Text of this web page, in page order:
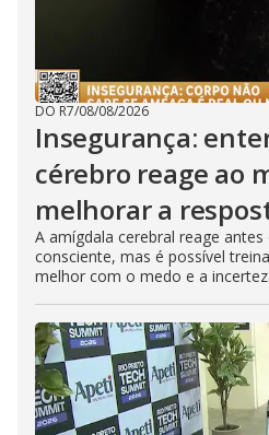
DO R7/08/08/2026
Insegurança:
cérebro reage ao
melhorar a
A amígdala cerebral reage
consciente, mas é possível
melhor com o medo e a